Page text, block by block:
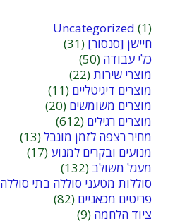
Uncategorized (1)
חיישן [סנסור] (31)
כלי עבודה (50)
מוצרי שירות(22)
מוצרים דיגיטליים (11)
מוצרים משומשים (20)
מוצרים רגילים (612)
מחיר רצפה לזמן מוגבל(13)
מנועים ובקרים למנוע (17)
מעגל משולב (132)
סוללות מטעני סוללה בתי סוללה
פריטים מכאניים (82)
ציוד הלחמה (9)